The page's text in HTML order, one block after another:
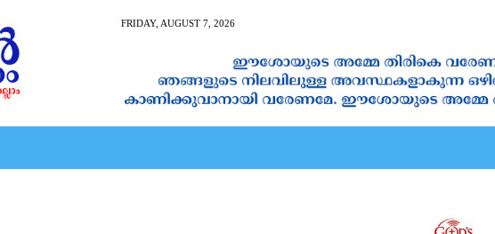
FRIDAY, AUGUST 7, 2026